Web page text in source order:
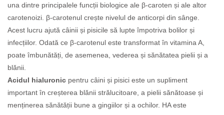
una dintre principalele funcții biologice ale β-caroten și ale altor
carotenoizi. β-carotenul crește nivelul de anticorpi din sânge.
Acest lucru ajută câinii și pisicile să lupte împotriva bolilor și
infecțiilor. Odată ce β-carotenul este transformat în vitamina A,
poate îmbunătăți, de asemenea, vederea și sănătatea pielii și a
blănii.
Acidul hialuronic pentru câini și pisici este un supliment
important în creșterea blănii strălucitoare, a pielii sănătoase și
menținerea sănătății bune a gingiilor și a ochilor. HA este